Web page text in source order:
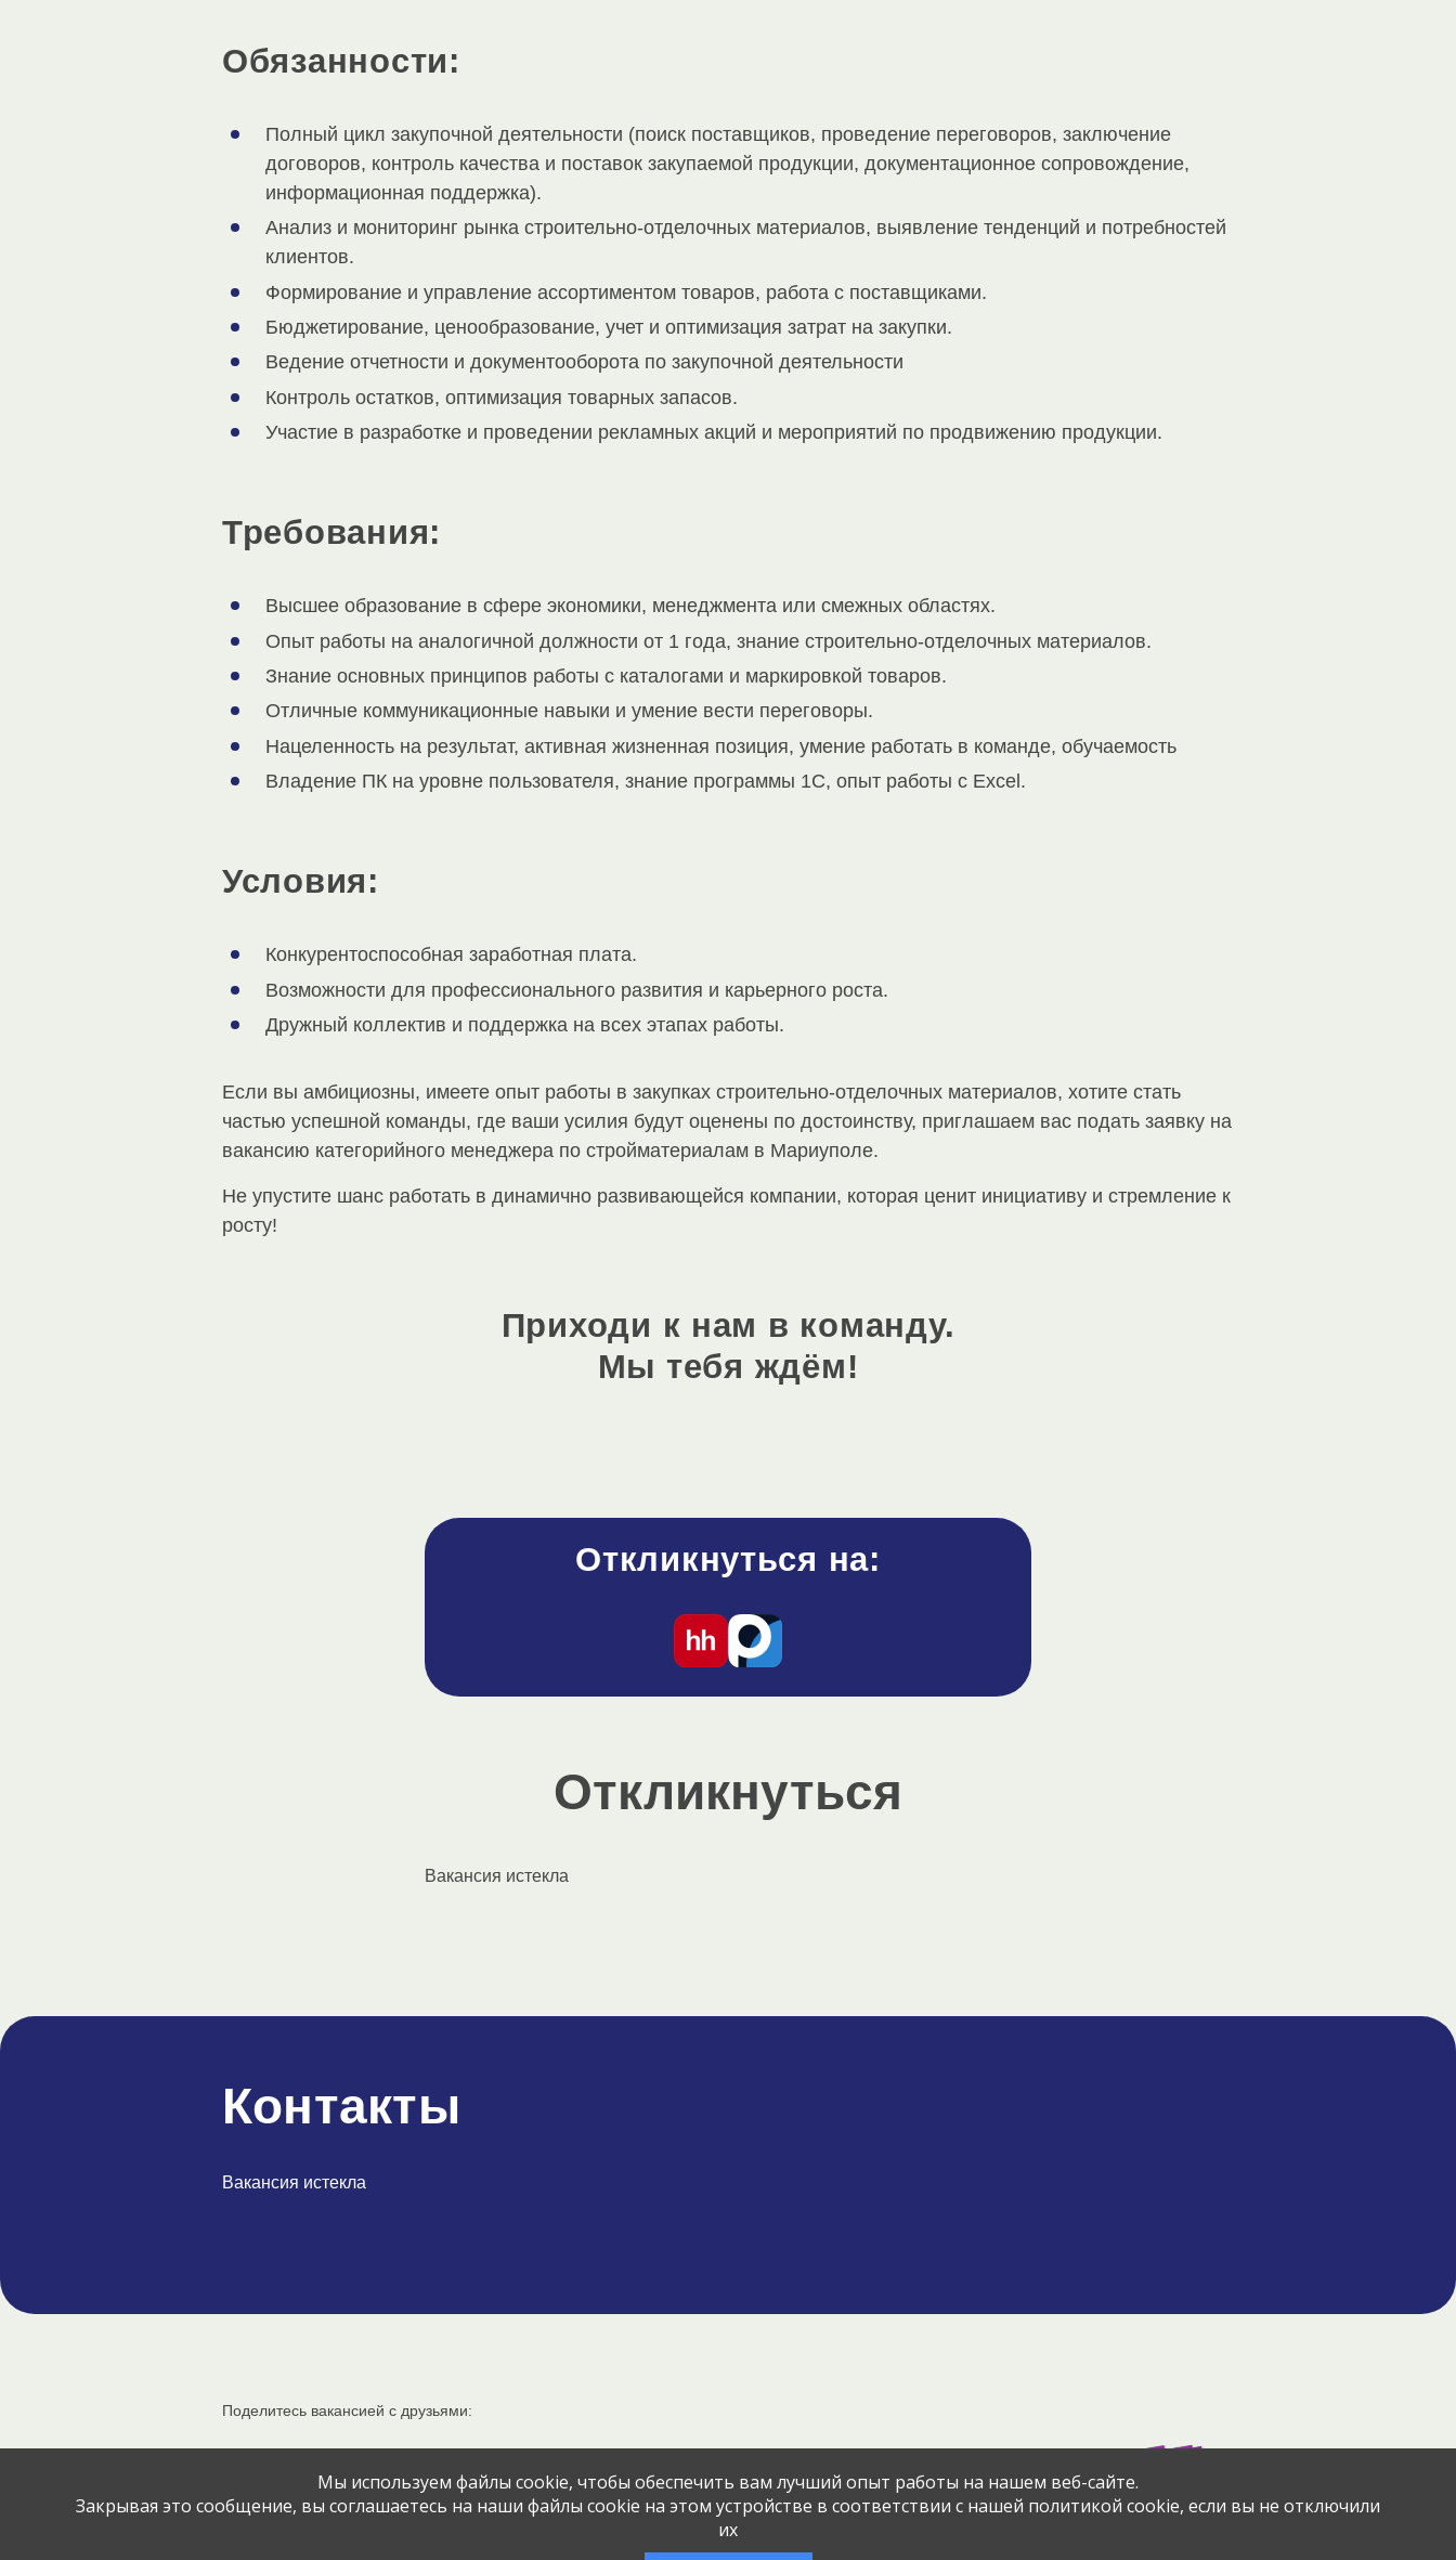
Обязанности:
Полный цикл закупочной деятельности (поиск поставщиков, проведение переговоров, заключение
договоров, контроль качества и поставок закупаемой продукции, документационное сопровождение,
информационная поддержка).
Анализ и мониторинг рынка строительно-отделочных материалов, выявление тенденций и потребностей
клиентов.
Формирование и управление ассортиментом товаров, работа с поставщиками.
Бюджетирование, ценообразование, учет и оптимизация затрат на закупки.
Ведение отчетности и документооборота по закупочной деятельности
Контроль остатков, оптимизация товарных запасов.
Участие в разработке и проведении рекламных акций и мероприятий по продвижению продукции.
Требования:
Высшее образование в сфере экономики, менеджмента или смежных областях.
Опыт работы на аналогичной должности от 1 года, знание строительно-отделочных материалов.
Знание основных принципов работы с каталогами и маркировкой товаров.
Отличные коммуникационные навыки и умение вести переговоры.
Нацеленность на результат, активная жизненная позиция, умение работать в команде, обучаемость
Владение ПК на уровне пользователя, знание программы 1С, опыт работы с Excel.
Условия:
Конкурентоспособная заработная плата.
Возможности для профессионального развития и карьерного роста.
Дружный коллектив и поддержка на всех этапах работы.
Если вы амбициозны, имеете опыт работы в закупках строительно-отделочных материалов, хотите стать
частью успешной команды, где ваши усилия будут оценены по достоинству, приглашаем вас подать заявку на
вакансию категорийного менеджера по стройматериалам в Мариуполе.
Не упустите шанс работать в динамично развивающейся компании, которая ценит инициативу и стремление к
росту!
Приходи к нам в команду.
Мы тебя ждём!
Откликнуться на:
Откликнуться
Вакансия истекла
Контакты
Вакансия истекла
Поделитесь вакансией с друзьями:
© Jobcart, 2023
Мы используем файлы cookie, чтобы обеспечить вам лучший опыт работы на нашем веб-сайте.
Закрывая это сообщение, вы соглашаетесь на наши файлы cookie на этом устройстве в соответствии с нашей политикой cookie, если вы не отключили
их